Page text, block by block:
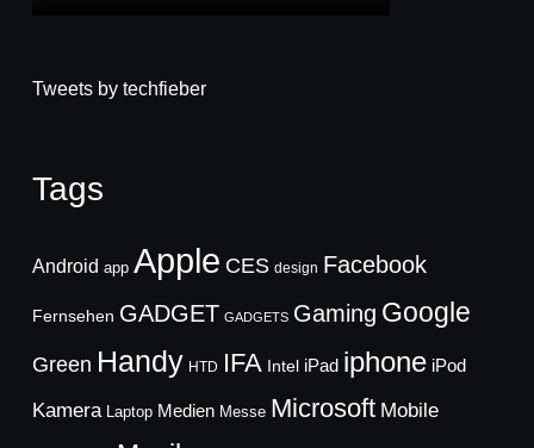
Tweets by techfieber
Tags
Android app Apple CES design Facebook
Fernsehen GADGET GADGETS Gaming Google
Green Handy HTD IFA Intel iPad iphone iPod
Kamera Laptop Medien Messe Microsoft Mobile